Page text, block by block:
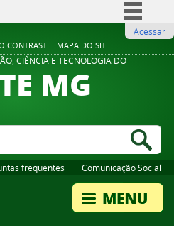
CONTRASTE MAPA DO SITE
Comunica BR
Participe
Legislação
Acessar
CIÊNCIA E TECNOLOGIA DO
MG
frequentes Comunicação Social